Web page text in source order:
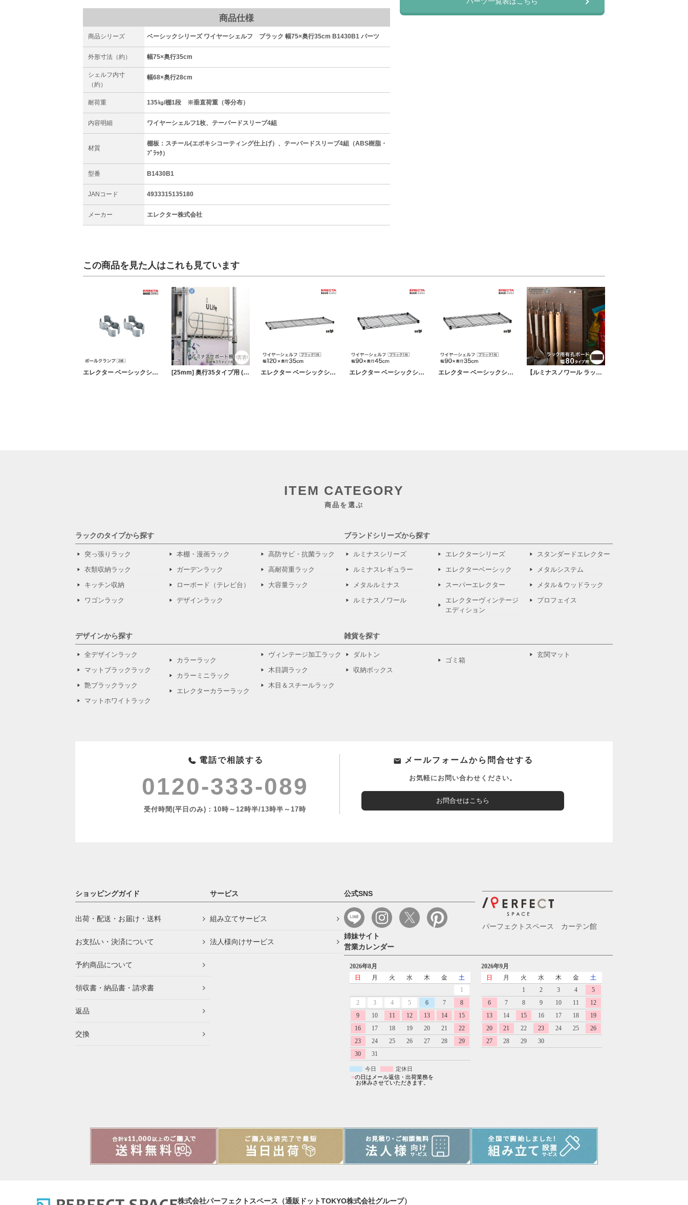
商品仕様
商品シリーズ ベーシックシリーズ ワイヤーシェルフ ブラック 幅75×奥行35cm B1430B1 パーツ
外形寸法（約） 幅75×奥行35cm
シェルフ内寸
（約）
幅68×奥行28cm
耐荷重 135㎏/棚1段 ※垂直荷重（等分布）
内容明細 ワイヤーシェルフ1枚、テーパードスリーブ4組
材質
棚板：スチール(エポキシコーティング仕上げ）、テーパードスリーブ4組（ABS樹脂・
ﾌﾞﾗｯｸ）
型番 B1430B1
JANコード 4933315135180
メーカー エレクター株式会社
この商品を見た人はこれも見ています
エレクター ベーシックシリーズ ポールクランプ BＰＯＫ ２コ 幅7.4ｃｍ BPOK2 パーツ [25mm] 奥行35タイプ用 (幅29×設置高さ11cm) ルミナスサポート柵 エレクター ベーシックシリーズ ワイヤーシェルフ ブラック 幅120×奥行35cm B1448B1 パーツ エレクター ベーシックシリーズ ワイヤーシェルフ ブラック 幅90×奥行45cm B1836B1 パーツ エレクター ベーシックシリーズ ワイヤーシェルフ ブラック 幅90×奥行35cm B1436B1 パーツ 【ルミナスノワール ラック用有孔ボード 幅80 高さ40 ダークブラウン